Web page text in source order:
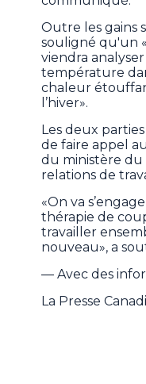
Outre les gains
souligné qu'un
viendra
température
chaleur
l’hiver».
Les deux
de faire appel
du ministère du
relations de
«On va
thérapie de
travailler
nouveau», a
— Avec des
La Presse